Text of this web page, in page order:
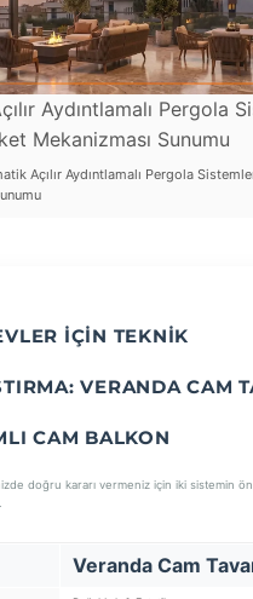
Aydıntlamalı Pergola
Mekanizması Sunumu
Açılır Aydıntlamalı Pergola
İÇIN TEKNIK
VERANDA CAM
CAM BALKON
doğru kararı vermeniz için iki sistemin
Veranda Cam